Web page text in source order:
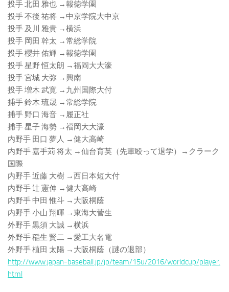
投手 北田 雅也 →報徳学園
投手 不後 祐将 →中京学院大中京
投手 及川 雅貴 →横浜
投手 岡田 幹太 →常総学院
投手 櫻井 佑輝 →報徳学園
投手 星野 恒太朗 →福岡大大濠
投手 宮城 大弥 →興南
投手 増木 武寛 →九州国際大付
捕手 鈴木 琉晟 →常総学院
捕手 野口 海音 →履正社
捕手 星子 海勢 →福岡大大濠
内野手 田口 夢人 →健大高崎
内野手 嘉手苅 将太 →仙台育英（先輩殴って退学）→クラーク
国際
内野手 近藤 大樹 →西日本短大付
内野手 辻 憲伸 →健大高崎
内野手 中田 惟斗 →大阪桐蔭
内野手 小山 翔暉 →東海大菅生
外野手 黒須 大誠 →横浜
外野手 稲生 賢二 →愛工大名電
外野手 植田 太陽 →大阪桐蔭（謎の退部）
http://www.japan-baseball.jp/jp/team/15u/2016/worldcup/player.
html